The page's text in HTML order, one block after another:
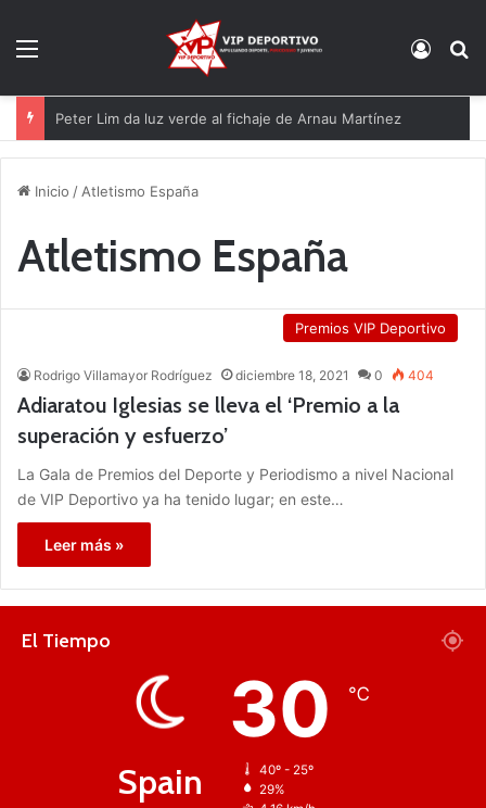
Peter Lim da luz verde al fichaje de Arnau Martínez
Inicio / Atletismo España
Atletismo España
Premios VIP Deportivo
Rodrigo Villamayor Rodríguez diciembre 18, 2021 0 404
Adiaratou Iglesias se lleva el ‘Premio a la
superación y esfuerzo’
La Gala de Premios del Deporte y Periodismo a nivel Nacional
de VIP Deportivo ya ha tenido lugar; en este…
Leer más »
El Tiempo
Spain
30 ℃
40º - 25º
29%